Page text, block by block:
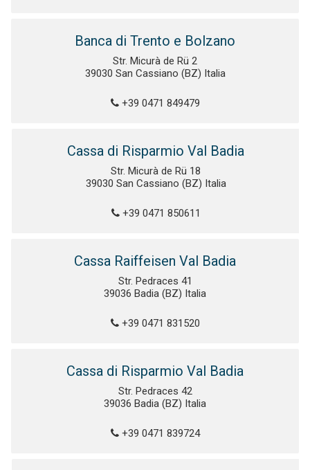
Banca di Trento e Bolzano
Str. Micurà de Rü 2
39030 San Cassiano (BZ) Italia
+39 0471 849479
Cassa di Risparmio Val Badia
Str. Micurà de Rü 18
39030 San Cassiano (BZ) Italia
+39 0471 850611
Cassa Raiffeisen Val Badia
Str. Pedraces 41
39036 Badia (BZ) Italia
+39 0471 831520
Cassa di Risparmio Val Badia
Str. Pedraces 42
39036 Badia (BZ) Italia
+39 0471 839724